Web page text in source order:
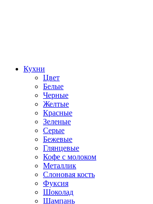
Кухни
Цвет
Белые
Черные
Желтые
Красные
Зеленые
Серые
Бежевые
Глянцевые
Кофе с молоком
Металлик
Слоновая кость
Фуксия
Шоколад
Шампань